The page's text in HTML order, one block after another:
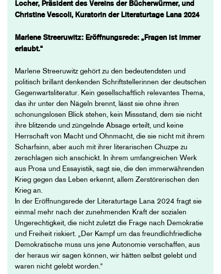
Locher, Präsident des Vereins der Bücherwürmer, und
Christine Vescoli, Kuratorin der Literaturtage Lana 2024
Marlene Streeruwitz: Eröffnungsrede: „Fragen ist immer
erlaubt.“
Marlene Streeruwitz gehört zu den bedeutendsten und
politisch brillant denkenden Schriftstellerinnen der deutschen
Gegenwartsliteratur. Kein gesellschaftlich relevantes Thema,
das ihr unter den Nägeln brennt, lässt sie ohne ihren
schonungslosen Blick stehen, kein Missstand, dem sie nicht
ihre blitzende und züngelnde Absage erteilt, und keine
Herrschaft von Macht und Ohnmacht, die sie nicht mit ihrem
Scharfsinn, aber auch mit ihrer literarischen Chuzpe zu
zerschlagen sich anschickt. In ihrem umfangreichen Werk
aus Prosa und Essayistik, sagt sie, die den immerwährenden
Krieg gegen das Leben erkennt, allem Zerstörerischen den
Krieg an.
In der Eröffnungsrede der Literaturtage Lana 2024 fragt sie
einmal mehr nach der zunehmenden Kraft der sozialen
Ungerechtigkeit, die nicht zuletzt die Frage nach Demokratie
und Freiheit riskiert. „Der Kampf um das freundlichfriedliche
Demokratische muss uns jene Autonomie verschaffen, aus
der heraus wir sagen können, wir hätten selbst gelebt und
waren nicht gelebt worden.“